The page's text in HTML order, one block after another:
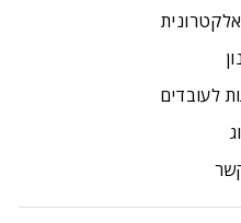
לעובדים